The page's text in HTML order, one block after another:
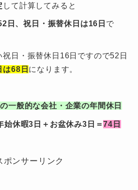
して計算してみると
日、祝日・振替休日は16日 で
祝日・振替休日16日ですので52日
は68日 になります。
一般的な会社・企業の年間休日
始休暇3日＋お盆休み3日＝74日
ポンサーリンク